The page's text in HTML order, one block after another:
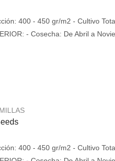
400 - 450 gr/m2 - Cultivo
- Cosecha: De Abril a
400 - 450 gr/m2 - Cultivo